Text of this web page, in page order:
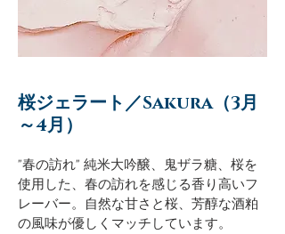
桜ジェラート／Sakura（3月
～4月）
​"春の訪れ" 純米大吟醸、鬼ザラ糖、桜を
使用した、春の訪れを感じる香り高いフ
レーバー。自然な甘さと桜、芳醇な酒粕
の風味が優しくマッチしています。